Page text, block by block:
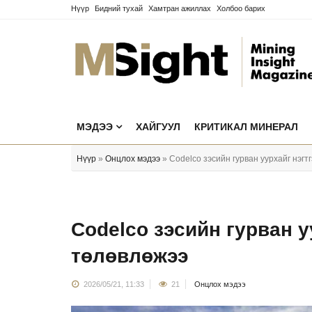
Нүүр Бидний тухай Хамтран ажиллах Холбоо барих
МЭДЭЭ ХАЙГУУЛ КРИТИКАЛ МИНЕРАЛ
Нүүр » Онцлох мэдээ » Codelco зэсийн гурван уурхайг
Codelco зэсийн гурван
төлөвлөжээ
2026/05/21, 11:33 21 Онцлох мэдээ